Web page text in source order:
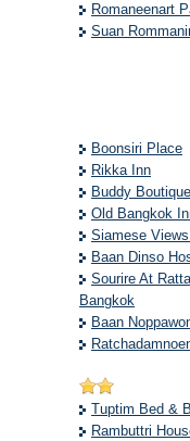
Romaneenart
Suan
Boonsiri Place
Rikka Inn
Buddy
Old Bangkok
Siamese
Baan Dinso
Sourire At
Bangkok
Baan
Tuptim Bed &
Rambuttri